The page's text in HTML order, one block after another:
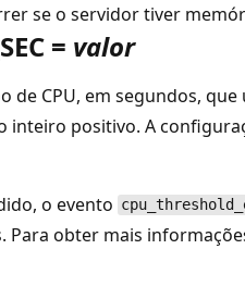
se o servidor tiver
= valor
de CPU, em segundos,
inteiro positivo. A
o evento
Para obter mais